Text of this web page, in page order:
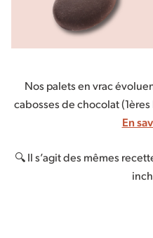
Nos palets en vrac
cabosses de chocolat
En
🔍 Il s’agit des mêmes